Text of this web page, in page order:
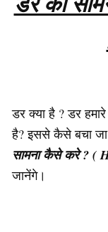
डर क्या है ? डर
है? इससे कैसे बचा
सामना कैसे करे ? (
जानेंगे।